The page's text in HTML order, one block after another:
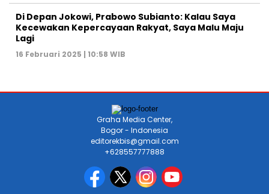
Di Depan Jokowi, Prabowo Subianto: Kalau Saya
Kecewakan Kepercayaan Rakyat, Saya Malu Maju
Lagi
16 Februari 2025 | 10:58 WIB
Graha Media Center,
Bogor - Indonesia
editorekbis@gmail.com
+628557777888